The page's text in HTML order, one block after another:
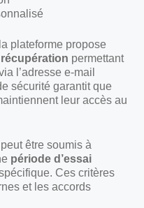
plateforme propose
permettant
l’adresse e-mail
sécurité garantit que
leur accès au
être soumis à
période d’essai
Ces critères
et les accords